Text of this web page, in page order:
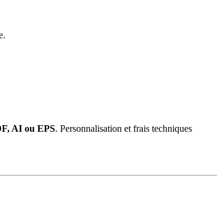
AI ou EPS. Personnalisation et frais techniques